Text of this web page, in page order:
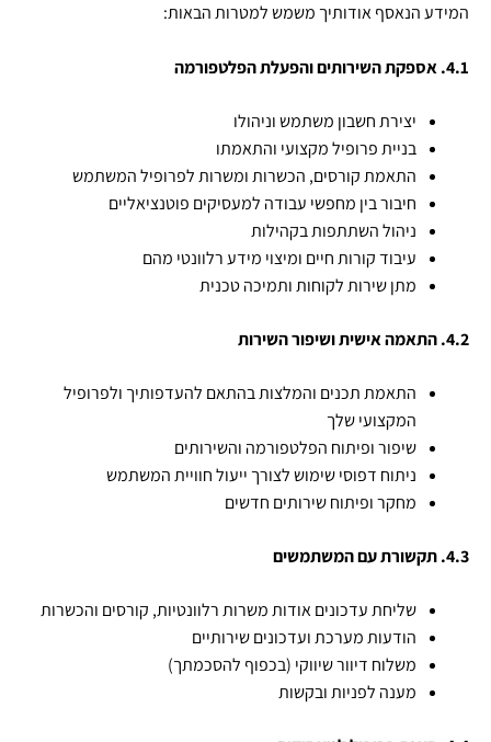
המידע הנאסף אודותיך משמש למטרות הבאות:
4.1. אספקת השירותים והפעלת הפלטפורמה
יצירת חשבון משתמש וניהולו
בניית פרופיל מקצועי והתאמתו
התאמת קורסים, הכשרות ומשרות לפרופיל המשתמש
חיבור בין מחפשי עבודה למעסיקים פוטנציאליים
ניהול השתתפות בקהילות
עיבוד קורות חיים ומיצוי מידע רלוונטי מהם
מתן שירות לקוחות ותמיכה טכנית
4.2. התאמה אישית ושיפור השירות
התאמת תכנים והמלצות בהתאם להעדפותיך ולפרופיל
המקצועי שלך
שיפור ופיתוח הפלטפורמה והשירותים
ניתוח דפוסי שימוש לצורך ייעול חוויית המשתמש
מחקר ופיתוח שירותים חדשים
4.3. תקשורת עם המשתמשים
שליחת עדכונים אודות משרות רלוונטיות, קורסים והכשרות
הודעות מערכת ועדכונים שירותיים
משלוח דיוור שיווקי (בכפוף להסכמתך)
מענה לפניות ובקשות